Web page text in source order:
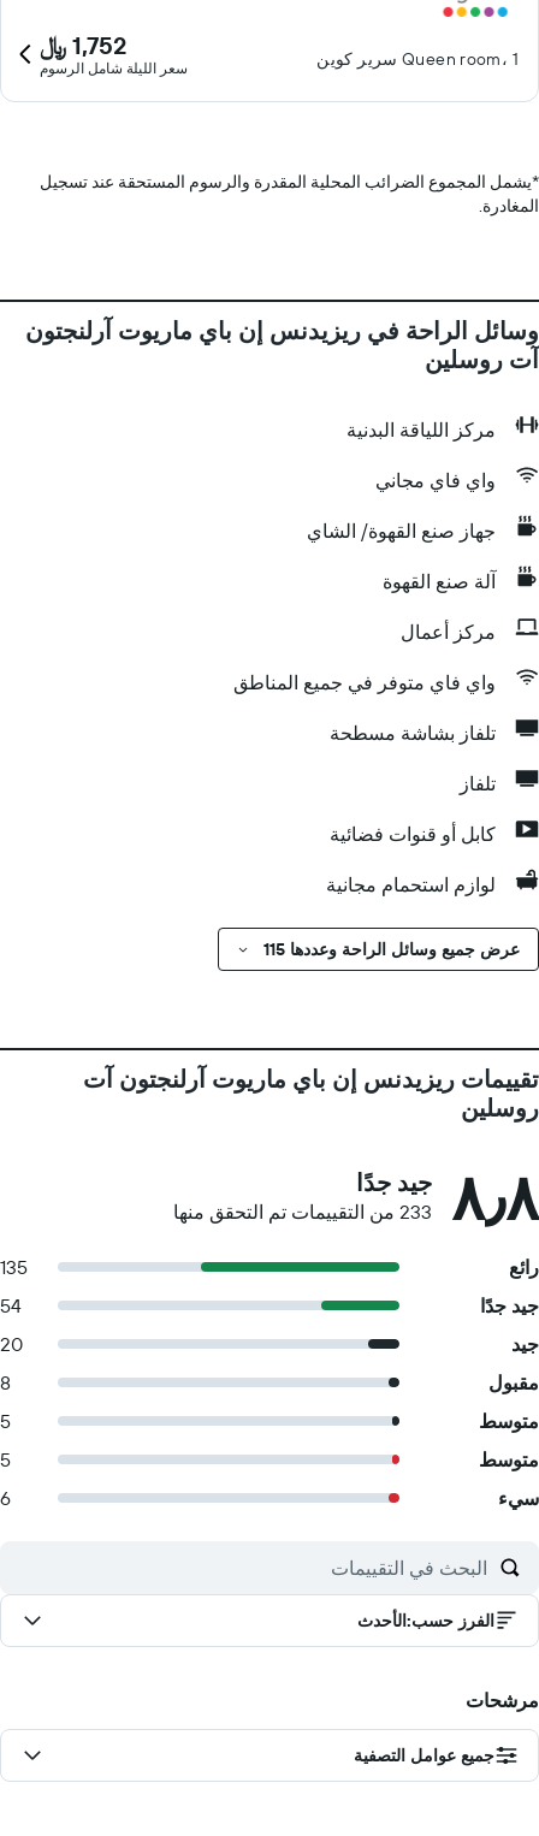
Queen room، 1 سرير كوين 1,752 ﷼
سعر الليلة شامل الرسوم
*يشمل المجموع الضرائب المحلية المقدرة والرسوم المستحقة عند تسجيل
المغادرة.
وسائل الراحة في ريزيدنس إن باي ماريوت آرلنجتون
آت روسلين
مركز اللياقة البدنية
واي فاي مجاني
جهاز صنع القهوة/ الشاي
آلة صنع القهوة
مركز أعمال
واي فاي متوفر في جميع المناطق
تلفاز بشاشة مسطحة
تلفاز
كابل أو قنوات فضائية
لوازم استحمام مجانية
عرض جميع وسائل الراحة وعددها 115
تقييمات ريزيدنس إن باي ماريوت آرلنجتون آت
روسلين
٨٫٨ جيد جدًا
233 من التقييمات تم التحقق منها
رائع
135
جيد جدًا
54
جيد
20
مقبول
8
متوسط
5
متوسط
5
سيء
6
الفرز حسب:الأحدث
مرشحات
جميع عوامل التصفية